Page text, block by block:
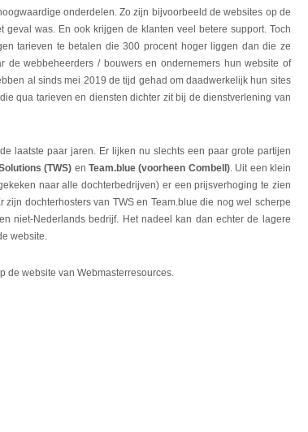
onderdelen. Zo zijn bijvoorbeeld de websites op de
was. En ook krijgen de klanten veel betere support. Toch
tarieven te betalen die 300 procent hoger liggen dan die ze
de webbeheerders / bouwers en ondernemers hun website of
al sinds mei 2019 de tijd gehad om daadwerkelijk hun sites
qua tarieven en diensten dichter zit bij de dienstverlening van
laatste paar jaren. Er lijken nu slechts een paar grote partijen
(TWS) enTeam.blue (voorheen Combell). Uit een klein
naar alle dochterbedrijven) er een prijsverhoging te zien
dochterhosters van TWS en Team.blue die nog wel scherpe
niet-Nederlands bedrijf. Het nadeel kan dan echter de lagere
website.
de website van Webmasterresources.